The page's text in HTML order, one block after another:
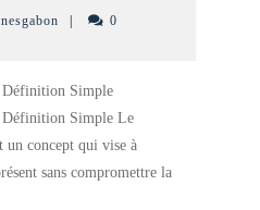
Simples
minesgabon
0
Définition Simple
Définition Simple Le
un concept qui vise à
sans compromettre la